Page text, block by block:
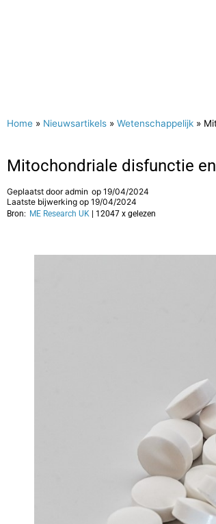
Home » Nieuwsartikels » Wetenschappelijk »
Mitochondriale disfunctie
Geplaatst dooradmin op 19/04/2024
Laatste bijwerking op 19/04/2024
Bron: ME Research UK | 12047 x gelezen